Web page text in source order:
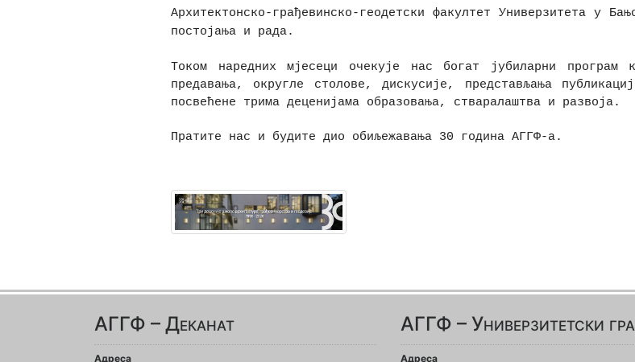
Архитектонско-грађевинско- геодетски факултет Универзитета у
постојања и рада.
Током наредних мјесеци очекује нас богат јубиларни програм
предавања, округле столове, дискусије, представљања
посвећене трима деценијама образовања, стваралаштва и развоја.
Пратите нас и будите дио обиљежавања 30 година АГГФ-а.
АГГФ – Деканат
Адреса
АГГФ – Универзитетски
Адреса